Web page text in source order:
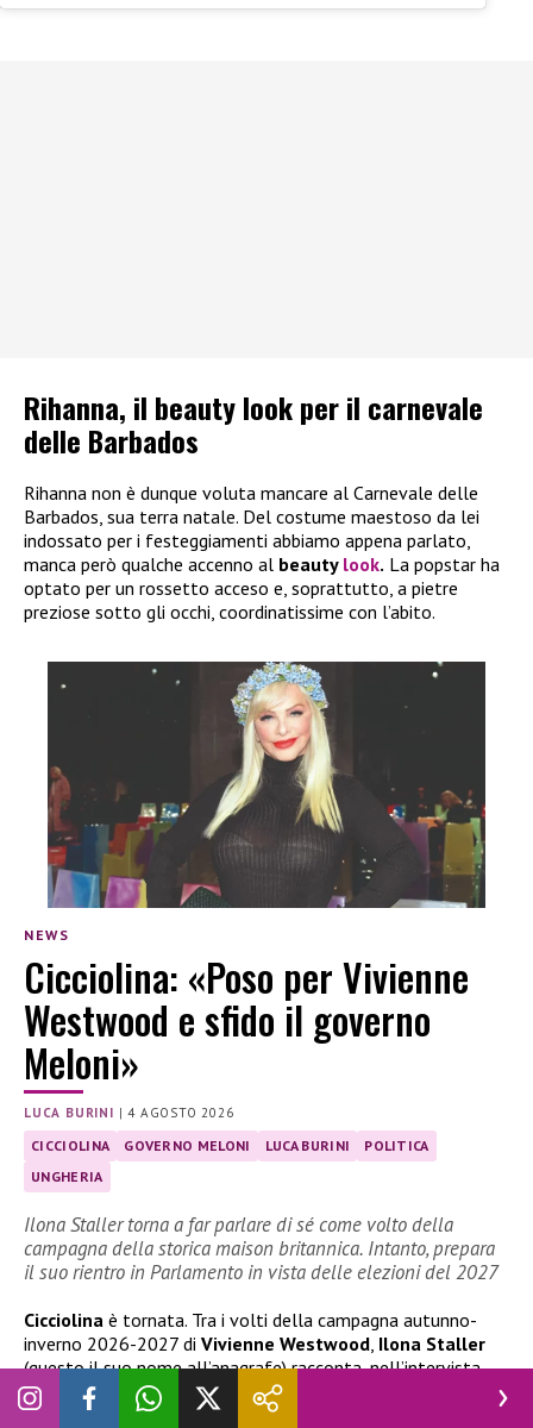
Rihanna, il beauty look per il carnevale
delle Barbados
Rihanna non è dunque voluta mancare al Carnevale delle
Barbados, sua terra natale. Del costume maestoso da lei
indossato per i festeggiamenti abbiamo appena parlato,
manca però qualche accenno al beauty look. La popstar ha
optato per un rossetto acceso e, soprattutto, a pietre
preziose sotto gli occhi, coordinatissime con l’abito.
NEWS
Cicciolina: «Poso per Vivienne
Westwood e sfido il governo
Meloni»
LUCA BURINI |4 AGOSTO 2026
CICCIOLINA GOVERNO MELONI LUCA BURINI
POLITICA
UNGHERIA
Ilona Staller torna a far parlare di sé come volto della
campagna della storica maison britannica. Intanto, prepara
il suo rientro in Parlamento in vista delle elezioni del 2027
Cicciolina è tornata. Tra i volti della campagna autunno-
inverno 2026-2027 di Vivienne Westwood Ilona Staller
(questo il suo nome all’anagrafe) racconta, nell’intervista
rilasciata a
Novella 2000 , il suo nuovo obiettivo: la volontà
di ricandidarsi alle prossime elezioni politiche per fare ritorno